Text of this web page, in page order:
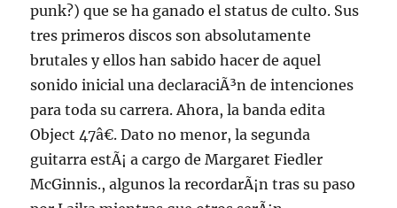
punk?) que se ha ganado el status de culto. Sus
tres primeros discos son absolutamente
brutales y ellos han sabido hacer de aquel
sonido inicial una declaraciÃ³n de intenciones
para toda su carrera. Ahora, la banda edita
Object 47â€. Dato no menor, la segunda
guitarra estÃ¡ a cargo de Margaret Fiedler
McGinnis., algunos la recordarÃ¡n tras su paso